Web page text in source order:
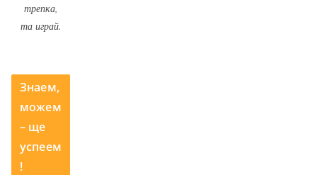
трепка,
та играй.
Знаем,
можем
– ще
успеем
!